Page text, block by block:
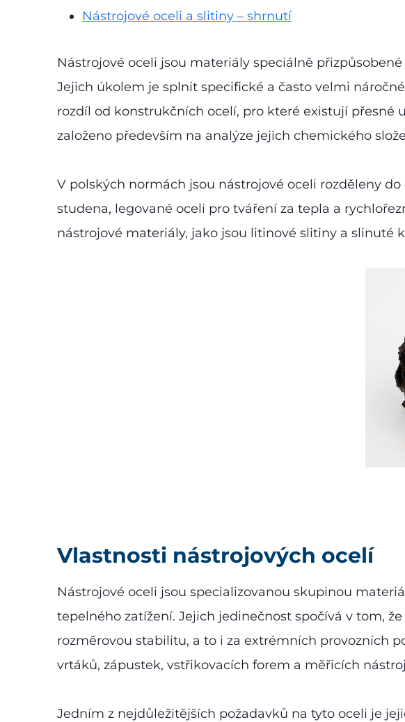
Nástrojové oceli a slitiny – shrnutí
Nástrojové oceli jsou materiály speciálně
Jejich úkolem je splnit specifické a často velmi
rozdíl od konstrukčních ocelí, pro které existují
založeno především na analýze jejich chemického
V polských normách jsou nástrojové oceli rozděleny
studena, legované oceli pro tváření za tepla a
nástrojové materiály, jako jsou litinové slitiny a
Vlastnosti nástrojových ocelí
Nástrojové oceli jsou specializovanou skupinou
tepelného zatížení. Jejich jedinečnost spočívá v tom,
rozměrovou stabilitu, a to i za extrémních provozních
vrtáků, zápustek, vstřikovacích forem a měřicích
Jedním z nejdůležitějších požadavků na tyto oceli je